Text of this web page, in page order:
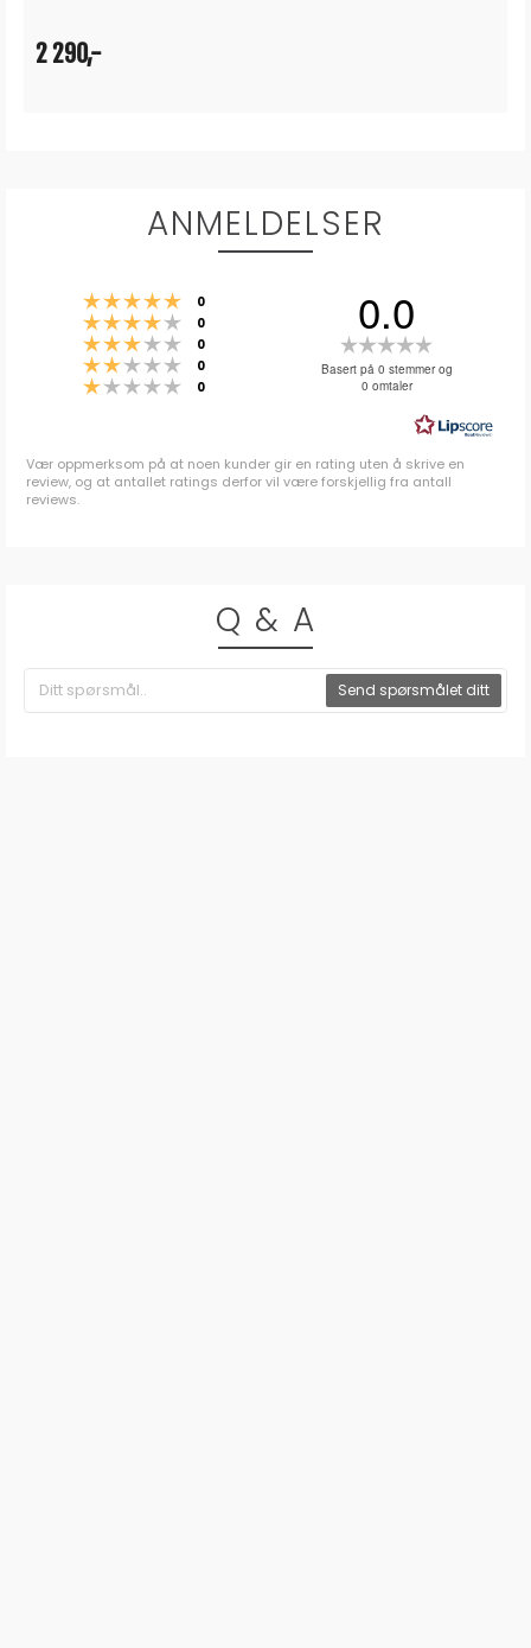
2 290,-
ANMELDELSER
Karakter: 5 av 5 mulige
0
Karakter: 4 av 5 mulige
0
Karakter: 3 av 5 mulige
0
Karakter: 2 av 5 mulige
0
Karakter: 1 av 5 mulige
0
0.0
0.0
5
mulige
Basert på 0 stemmer og
0 omtaler
Vær oppmerksom på at noen kunder gir en rating uten å skrive en
review, og at antallet ratings derfor vil være forskjellig fra antall
reviews.
Q & A
Send spørsmålet ditt